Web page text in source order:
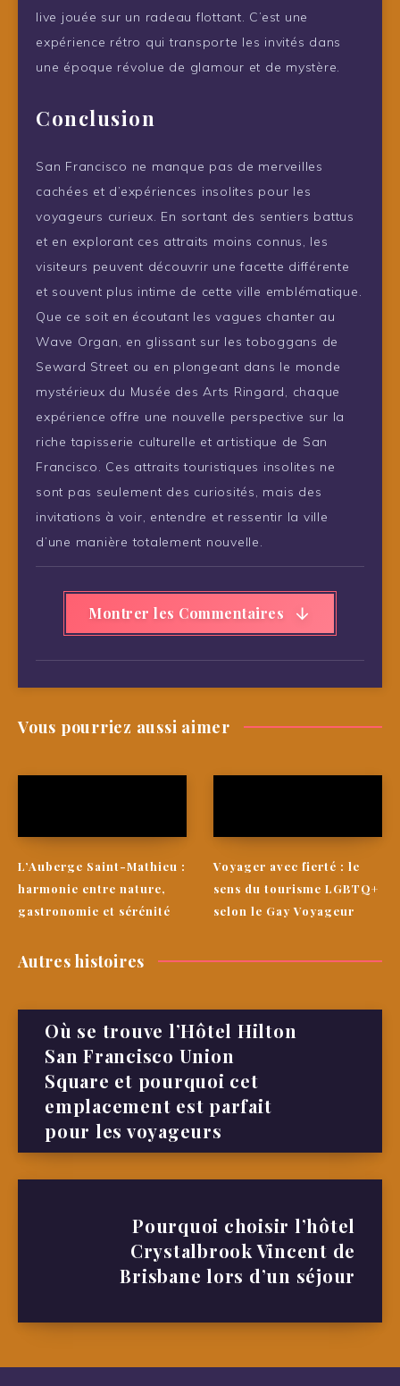
live jouée sur un radeau flottant. C’est une
expérience rétro qui transporte les invités dans
une époque révolue de glamour et de mystère.
Conclusion
San Francisco ne manque pas de merveilles
cachées et d’expériences insolites pour les
voyageurs curieux. En sortant des sentiers battus
et en explorant ces attraits moins connus, les
visiteurs peuvent découvrir une facette différente
et souvent plus intime de cette ville emblématique.
Que ce soit en écoutant les vagues chanter au
Wave Organ, en glissant sur les toboggans de
Seward Street ou en plongeant dans le monde
mystérieux du Musée des Arts Ringard, chaque
expérience offre une nouvelle perspective sur la
riche tapisserie culturelle et artistique de San
Francisco. Ces attraits touristiques insolites ne
sont pas seulement des curiosités, mais des
invitations à voir, entendre et ressentir la ville
d’une manière totalement nouvelle.
Montrer les Commentaires
Vous pourriez aussi aimer
L’Auberge Saint-Mathieu :
harmonie entre nature,
gastronomie et sérénité
Voyager avec fierté : le
sens du tourisme LGBTQ+
selon le Gay Voyageur
Autres histoires
Où se trouve l’Hôtel Hilton
San Francisco Union
Square et pourquoi cet
emplacement est parfait
pour les voyageurs
Pourquoi choisir l’hôtel
Crystalbrook Vincent de
Brisbane lors d’un séjour